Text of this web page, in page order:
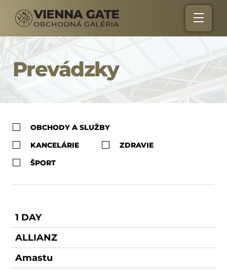
Prevádzky
OBCHODY A SLUŽBY
KANCELÁRIE
ZDRAVIE
ŠPORT
1 DAY
ALLIANZ
Amastu